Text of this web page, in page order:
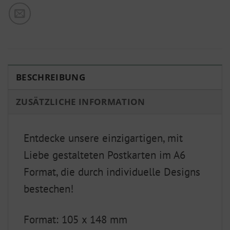
BESCHREIBUNG
ZUSÄTZLICHE INFORMATION
Entdecke unsere einzigartigen, mit
Liebe gestalteten Postkarten im A6
Format, die durch individuelle Designs
bestechen!
Format: 105 x 148 mm